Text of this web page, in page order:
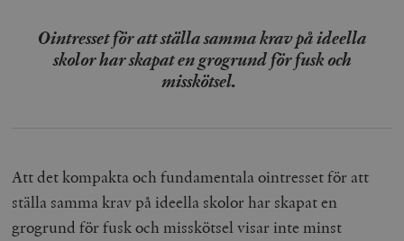
Ointresset för att ställa samma krav på ideella
skolor har skapat en grogrund för fusk och
misskötsel.
Att det kompakta och fundamentala ointresset för att
ställa samma krav på ideella skolor har skapat en
grogrund för fusk och misskötsel visar inte minst